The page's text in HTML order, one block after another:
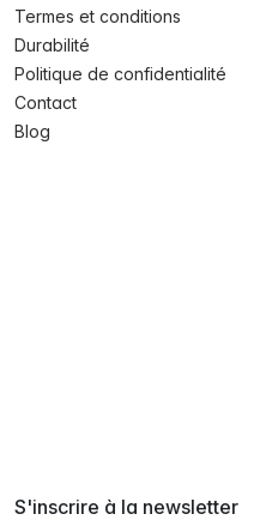
Termes et conditions
Durabilité
Politique de confidentialité
Contact
Blog
S'inscrire à la newsletter